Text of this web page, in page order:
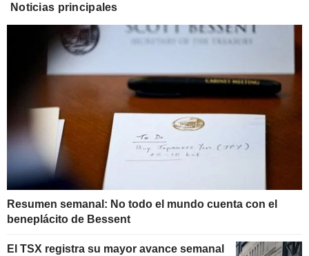
Noticias principales
Resumen semanal: No todo el mundo cuenta con el
beneplácito de Bessent
El TSX registra su mayor avance semanal